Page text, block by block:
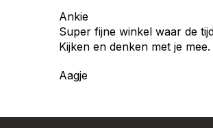
Ankie
Super fijne winkel waar de
Kijken en denken met je
Aagje